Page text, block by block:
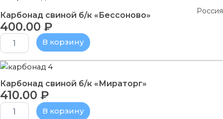
"Велес"
Россия
Карбонад свиной б/к «Бессоново»
400.00 ₽
Карбонад
свиной
б/
"Бессоново"
В корзину
Карбонад свиной б/к «Мираторг»
410.00 ₽
Количество
Карбонад
свиной
б/
В корзину